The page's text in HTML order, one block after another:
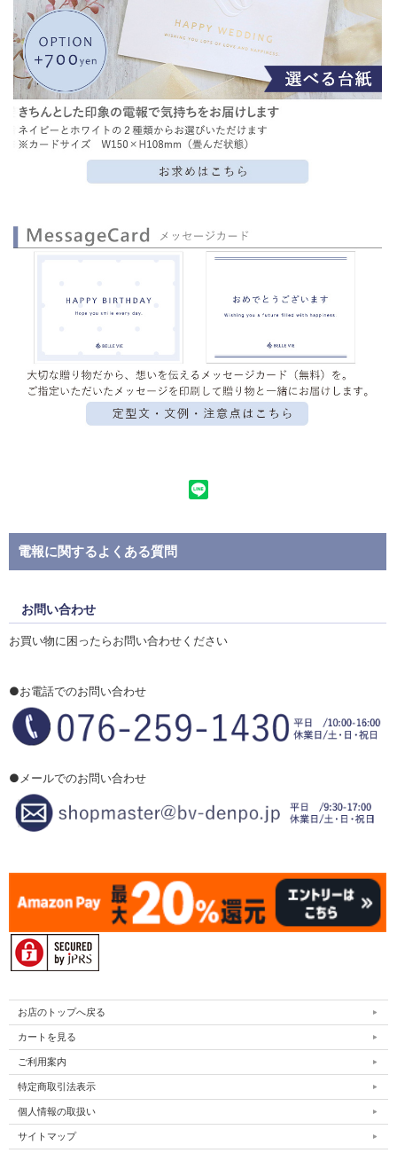
電報に関するよくある質問
お問い合わせ
お買い物に困ったらお問い合わせください
●お電話でのお問い合わせ
●メールでのお問い合わせ
お店のトップへ戻る
カートを見る
ご利用案内
特定商取引法表示
個人情報の取扱い
サイトマップ